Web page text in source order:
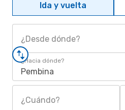
Ida y vuelta
¿Desde dónde?
¿Hacia dónde?
Pembina
¿Cuándo?